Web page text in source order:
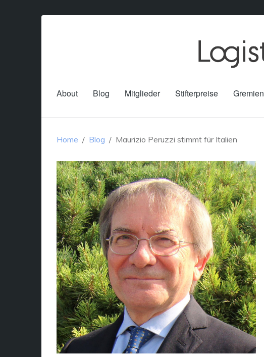
About Blog Mitglieder Stifterpreise Gremien
Home Blog Maurizio Peruzzi stimmt für Italien